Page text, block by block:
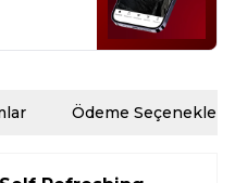
Ödeme Seçenekleri